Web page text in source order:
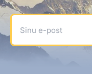
Sinu e-post